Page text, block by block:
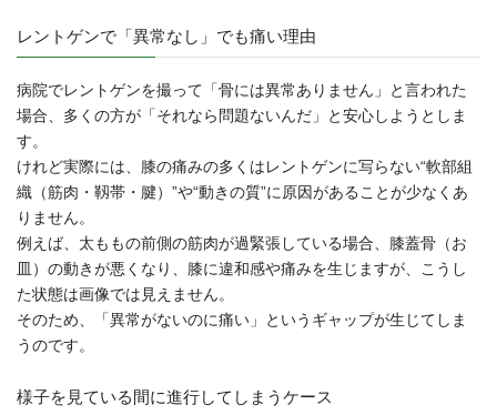
レントゲンで「異常なし」でも痛い理由
病院でレントゲンを撮って「骨には異常ありません」と言われた
場合、多くの方が「それなら問題ないんだ」と安心しようとしま
す。
けれど実際には、膝の痛みの多くはレントゲンに写らない“軟部組
織（筋肉・靱帯・腱）”や“動きの質”に原因があることが少なくあ
りません。
例えば、太ももの前側の筋肉が過緊張している場合、膝蓋骨（お
皿）の動きが悪くなり、膝に違和感や痛みを生じますが、こうし
た状態は画像では見えません。
そのため、「異常がないのに痛い」というギャップが生じてしま
うのです。
様子を見ている間に進行してしまうケース